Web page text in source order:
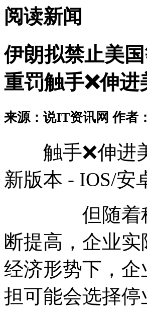
阅读新闻
伊朗拟禁止美
重罚触手❌伸
来源：说IT资讯网 作者
触手❌伸进美
新版本 - IOS/安
但随着税收
断提高，企业
经济形势下，
担可能会选择